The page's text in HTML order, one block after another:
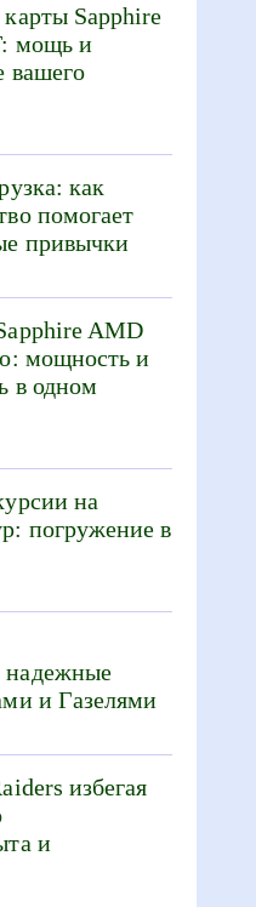
Sapphire
мощь и
вашего
как
помогает
привычки
AMD
мощность и
в одном
на
погружение в
и Газелями
избегая
и